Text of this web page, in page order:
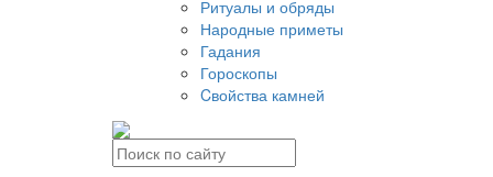
Ритуалы и обряды
Народные приметы
Гадания
Гороскопы
Cвойства камней